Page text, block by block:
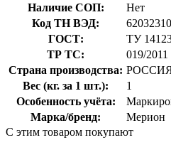
Наличие СОП:
Нет
Код ТН ВЭД:
ГОСТ:
ТУ
ТР ТС:
019/2011
Страна производства:
Вес (кг. за 1 шт.):
1
Особенность учёта:
Марка/бренд:
Мерион
С этим товаром покупают